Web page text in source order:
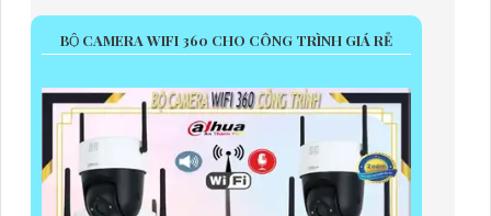
BỘ CAMERA WIFI 360 CHO CÔNG TRÌNH GIÁ RẺ